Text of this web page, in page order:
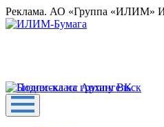
Реклама. АО «Группа «ИЛИМ»